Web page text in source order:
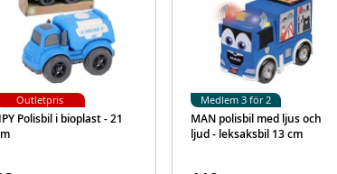
Varumärke
Polisbil i bioplast - 21
Outletpris
MAN polisbil med ljus och
ljud - leksaksbil 13 cm
Medlem 3 för 2